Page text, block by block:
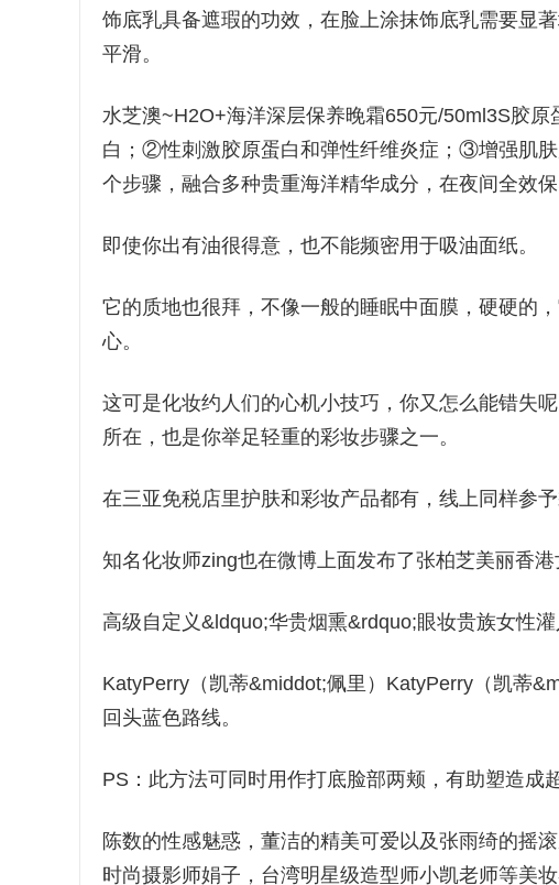
饰底乳具备遮瑕的功效，在脸上涂抹饰底乳需要显
平滑。
水芝澳~H2O+海洋深层保养晚霜650元/50ml3S胶
白；②性刺激胶原蛋白和弹性纤维炎症；③增强肌
个步骤，融合多种贵重海洋精华成分，在夜间全效
即使你出有油很得意，也不能频密用于吸油面纸。
它的质地也很拜，不像一般的睡眠中面膜，硬硬的
心。
这可是化妆约人们的心机小技巧，你又怎么能错失
所在，也是你举足轻重的彩妆步骤之一。
在三亚免税店里护肤和彩妆产品都有，线上同样参
知名化妆师zing也在微博上面发布了张柏芝美丽香港
高级自定义&ldquo;华贵烟熏&rdquo;眼妆贵族女性
KatyPerry（凯蒂&middot;佩里）KatyPerry（凯蒂
回头蓝色路线。
PS：此方法可同时用作打底脸部两颊，有助塑造成
陈数的性感魅惑，董洁的精美可爱以及张雨绮的摇
时尚摄影师娟子，台湾明星级造型师小凯老师等美